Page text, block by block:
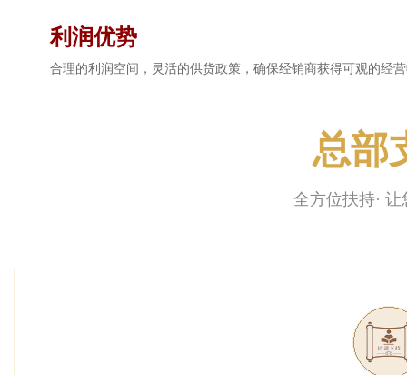
利润优势
合理的利润空间，灵活的供货政策，确保经销商获得可观的经
总部
全方位扶持·